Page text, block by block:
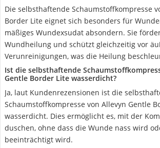
Die selbsthaftende Schaumstoffkompresse
Border Lite eignet sich besonders für
mäßiges Wundexsudat absondern. Sie
Wundheilung und schützt gleichzeitig vor
Verunreinigungen, was die Heilung
Ist die selbsthaftende
Gentle Border Lite wasserdicht?
Ja, laut Kundenrezensionen ist die
Schaumstoffkompresse von Allevyn Gentle
wasserdicht. Dies ermöglicht es, mit der
duschen, ohne dass die Wunde nass wird
beeinträchtigt wird.